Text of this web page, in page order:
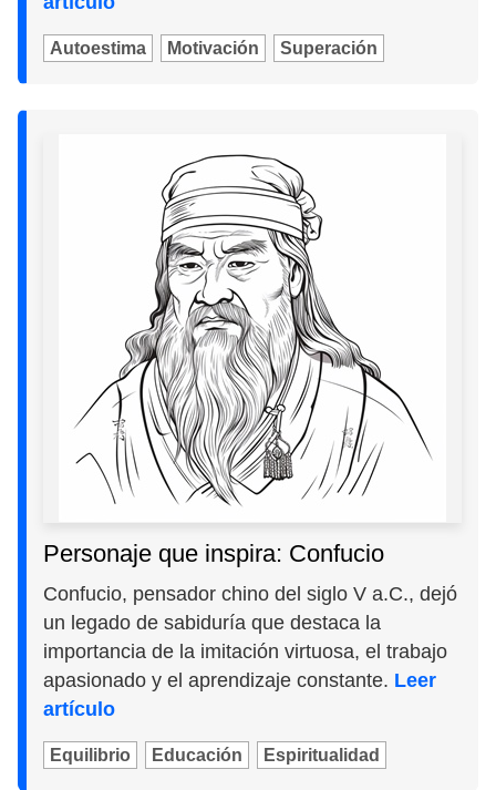
Autoestima Motivación Superación
Personaje que inspira: Confucio
Confucio, pensador chino del siglo V a.C., dejó
un legado de sabiduría que destaca la
importancia de la imitación virtuosa, el trabajo
apasionado y el aprendizaje constante. Leer
artículo
Equilibrio Educación Espiritualidad